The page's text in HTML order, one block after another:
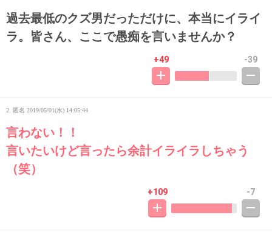
過去最低のクズ男だっただけに、本当にイライ
ラ。皆さん、ここで愚痴を言いませんか？
+49 -39
2. 匿名 2019/05/01(水) 14:05:44
言わない！！
言いたいけど言ったら余計イライラしちゃう
（笑）
+109 -7